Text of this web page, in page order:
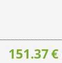
151.37€